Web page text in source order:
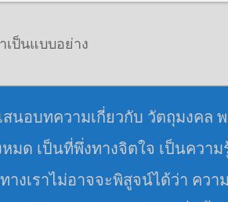
ป็นแบบอย่าง
นอบทความเกี่ยวกับ วัตถุมงคล
มด เป็นที่พึ่งทางจิตใจ เป็นควา
ทางเราไม่อาจจะพิสูจน์ได้ว่า ควา